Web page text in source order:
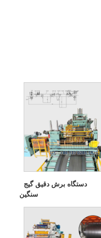
دستگاه برش دقیق گیج
سنگین